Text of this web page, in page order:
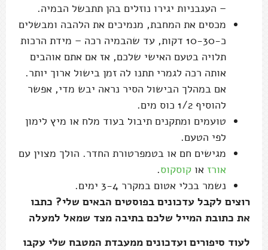
– העגבניות יגירו נוזלים בהן תתבשל הבמיה.
מכסים את המחבת, מנמיכים את הלהבה ומבשלים
כ-10-30 דקות, עד שהבמיה רכה – מידת הרכות
תלויה בטעם האישי שלכם, אז אם אתם אוהבים
אותה רכה לגמרי תתנו לה זמן בישול ארוך יותר.
אם במהלך הבישול הסיר נראה יבש מדי, אפשר
להוסיף 1/2 כוס מים.
טועמים ומתקנים תיבול בעוד מלח או מיץ לימון
לפי הטעם.
מגישים חם או בטמפרטורת החדר. הולך מצוין עם
אורז או קוסקוס.
נשמר בכלי אטום במקרר 3-4 ימים.
רוצים לקבל עדכונים בפוסטים הבאים שלי? כתבו
את כתובת המייל שלכם בתיבה מצד שמאל למעלה
לעוד סיפורים ועדכונים ממעבדת המטבח שלי עקבו